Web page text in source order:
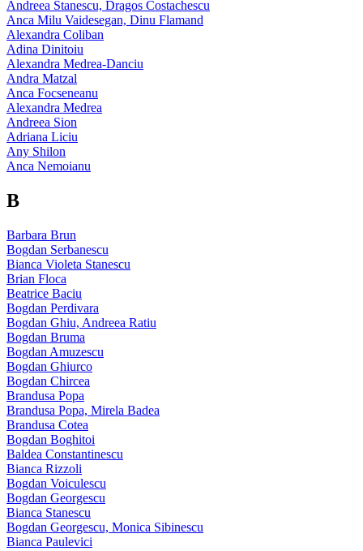
Andreea Stanescu, Dragos Costachescu
Anca Milu Vaidesegan, Dinu Flamand
Alexandra Coliban
Adina Dinitoiu
Alexandra Medrea-Danciu
Andra Matzal
Anca Focseneanu
Alexandra Medrea
Andreea Sion
Adriana Liciu
Any Shilon
Anca Nemoianu
B
Barbara Brun
Bogdan Serbanescu
Bianca Violeta Stanescu
Brian Floca
Beatrice Baciu
Bogdan Perdivara
Bogdan Ghiu, Andreea Ratiu
Bogdan Bruma
Bogdan Amuzescu
Bogdan Ghiurco
Bogdan Chircea
Brandusa Popa
Brandusa Popa, Mirela Badea
Brandusa Cotea
Bogdan Boghitoi
Baldea Constantinescu
Bianca Rizzoli
Bogdan Voiculescu
Bogdan Georgescu
Bianca Stanescu
Bogdan Georgescu, Monica Sibinescu
Bianca Paulevici